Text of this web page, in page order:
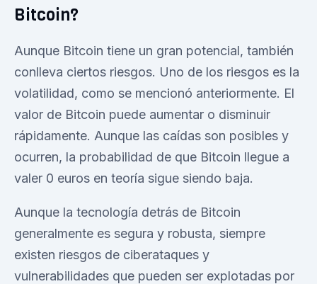
Bitcoin?
Aunque Bitcoin tiene un gran potencial, también
conlleva ciertos riesgos. Uno de los riesgos es la
volatilidad, como se mencionó anteriormente. El
valor de Bitcoin puede aumentar o disminuir
rápidamente. Aunque las caídas son posibles y
ocurren, la probabilidad de que Bitcoin llegue a
valer 0 euros en teoría sigue siendo baja.
Aunque la tecnología detrás de Bitcoin
generalmente es segura y robusta, siempre
existen riesgos de ciberataques y
vulnerabilidades que pueden ser explotadas por